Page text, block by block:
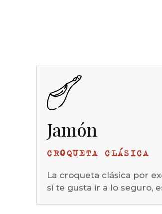
Jamón
CROQUETA CLÁSICA
La croqueta clásica por
si te gusta ir a lo seguro,